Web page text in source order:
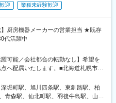
、甘木駅(西鉄線)、新飯塚駅、新御茶
、半蔵門駅、東陽町駅、日本橋駅(東
山駅、乃木坂駅、雪が谷大塚駅、上野
前駅、築地市場駅、奥沢駅、荏原町
南中央駅、海老名駅(相模線)、茅ケ崎
淀駅、新越谷駅、本川越駅、西武秩
駅、新津田沼駅、京成成田駅、東別
口駅、瑞穂区役所駅、大曽根駅、新
新豊田駅、小牧口駅、名鉄一宮駅、
迎 業種未経験歓迎
】厨房機器メーカーの営業担当 ★既存
代活躍中
躍可能／会社都合の転勤なし】希望を
へ配属いたします。■北海道札幌市／
広市■東北宮城県／青森県／岩手県／
東東京都（港区・台東区・中野区・八
千葉市・柏市・船橋市）／神奈川県
堀町駅、旭川四条駅、東釧路駅、柏
青森駅、仙北町駅、羽後牛島駅、山形